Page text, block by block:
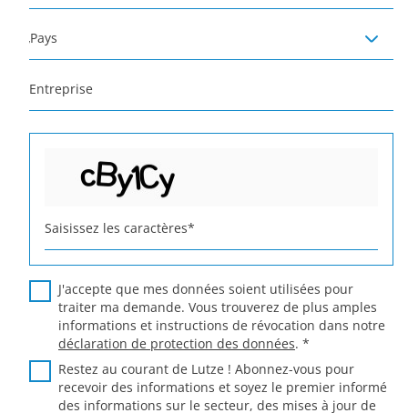
Pays
Entreprise
Saisissez les caractères*
J'accepte que mes données soient utilisées pour
traiter ma demande. Vous trouverez de plus amples
informations et instructions de révocation dans notre
déclaration de protection des données. *
Restez au courant de Lutze ! Abonnez-vous pour
recevoir des informations et soyez le premier informé
des informations sur le secteur, des mises à jour de